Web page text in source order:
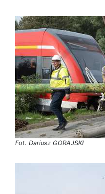
Fot. Dariusz GORAJSKI